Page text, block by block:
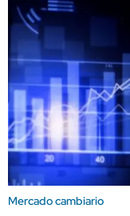
Mercado cambiario